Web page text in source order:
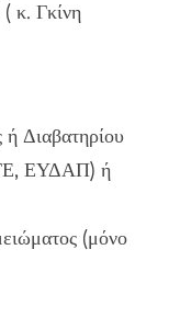
κ. Γκίνη
Διαβατηρίου
ΕΥΔΑΠ) ή
(μόνο